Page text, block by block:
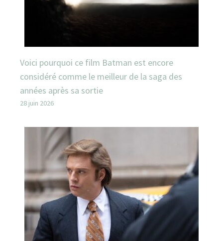
Voici pourquoi ce film Batman est encore
considéré comme le meilleur de la saga des
années après sa sortie
28 juin 2026